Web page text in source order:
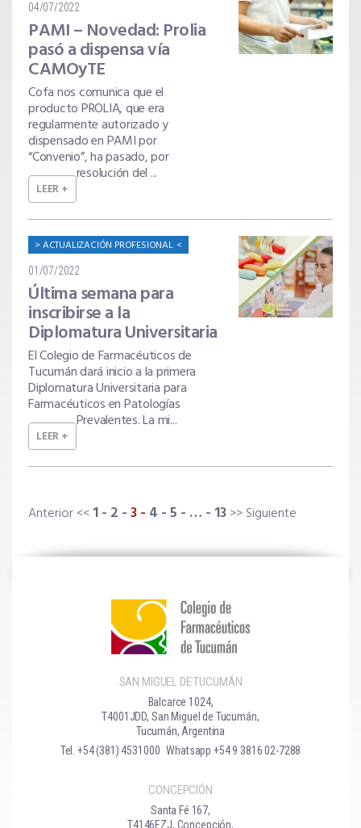
04/07/2022
PAMI – Novedad: Prolia
pasó a dispensa vía
CAMOyTE
Cofa nos comunica que el
producto PROLIA, que era
regularmente autorizado y
dispensado en PAMI por
“Convenio”, ha pasado, por
resolución del ...
LEER +
ACTUALIZACIÓN PROFESIONAL
01/07/2022
Última semana para
inscribirse a la
Diplomatura Universitaria
El Colegio de Farmacéuticos de
Tucumán dará inicio a la primera
Diplomatura Universitaria para
Farmacéuticos en Patologías
Prevalentes. La mi...
LEER +
Anterior 1 2 3 4 5 … 13 Siguiente
SAN MIGUEL DE TUCUMÁN
Balcarce 1024,
T4001JDD, San Miguel de Tucumán,
Tucumán, Argentina
Tel. +54 (381) 4531000 Whatsapp +54 9 3816 02-7288
CONCEPCIÓN
Santa Fé 167,
T4146EZJ, Concepción,